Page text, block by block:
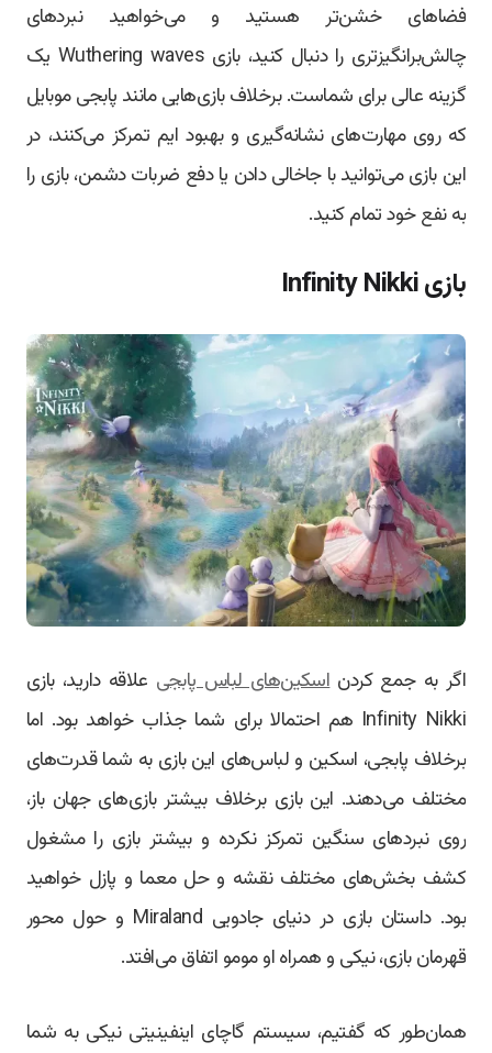
فضاهای خشن‌تر هستید و می‌خواهید نبردهای
چالش‌برانگیزتری را دنبال کنید، بازی Wuthering waves یک
گزینه عالی برای شماست. برخلاف بازی‌هایی مانند پابجی موبایل
که روی مهارت‌های نشانه‌گیری و بهبود ایم تمرکز می‌کنند، در
این بازی می‌توانید با جاخالی دادن یا دفع ضربات دشمن، بازی را
به نفع خود تمام کنید.
بازی Infinity Nikki
اگر به جمع کردناسکین‌های لباس پابجی علاقه دارید، بازی
Infinity Nikki هم احتمالا برای شما جذاب خواهد بود. اما
برخلاف پابجی، اسکین و لباس‌های این بازی به شما قدرت‌های
مختلف می‌دهند. این بازی برخلاف بیشتر بازی‌های جهان باز،
روی نبردهای سنگین تمرکز نکرده و بیشتر بازی را مشغول
کشف بخش‌های مختلف نقشه و حل معما و پازل خواهید
بود. داستان بازی در دنیای جادویی Miraland و حول محور
قهرمان بازی، نیکی و همراه او مومو اتفاق می‌افتد.
همان‌طور که گفتیم، سیستم گاچای اینفینیتی نیکی به شما